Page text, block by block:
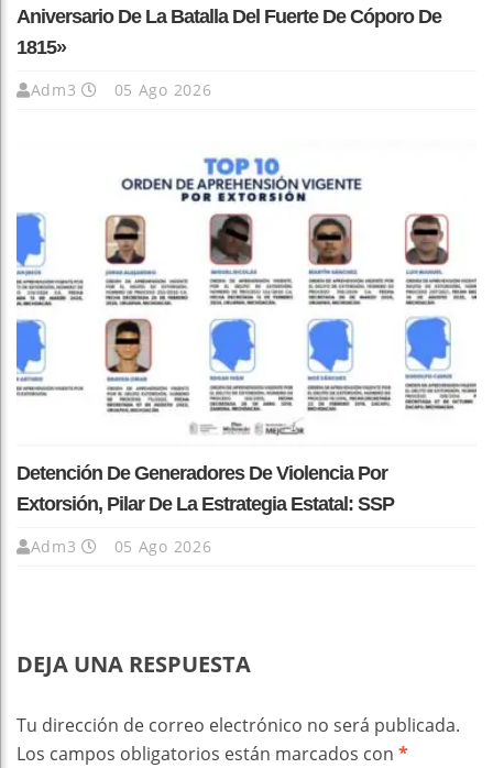
Aniversario De La Batalla Del Fuerte De Cóporo De
1815»
Adm3 05 Ago 2026
Detención De Generadores De Violencia Por
Extorsión, Pilar De La Estrategia Estatal: SSP
Adm3 05 Ago 2026
DEJA UNA RESPUESTA
Tu dirección de correo electrónico no será publicada.
Los campos obligatorios están marcados con *